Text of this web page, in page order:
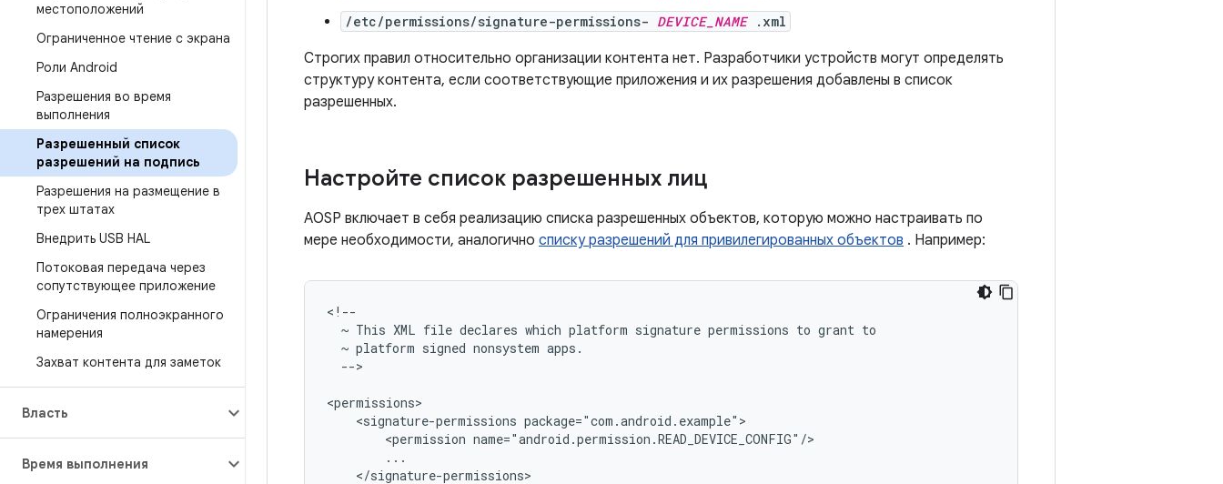
местоположений
Ограниченное чтение с экрана
Роли Android
Разрешения во время
выполнения
Разрешенный список
разрешений на подпись
Разрешения на размещение в
трех штатах
Внедрить USB HAL
Потоковая передача через
сопутствующее приложение
Ограничения полноэкранного
намерения
Захват контента для заметок
Власть
Время выполнения
/etc/permissions/signature-permissions- DEVICE_NAME.xml
Строгих правил относительно организации контента нет. Разработчики устройств могут определять
структуру контента, если соответствующие приложения и их разрешения добавлены в список
разрешенных.
Настройте список разрешенных лиц
AOSP включает в себя реализацию списка разрешенных объектов, которую можно настраивать по
мере необходимости, аналогично списку разрешений для привилегированных объектов . Например:
~ This XML file declares which platform signature permissions to grant
~ platform signed nonsystem
-->
<signature-permissions
<permission